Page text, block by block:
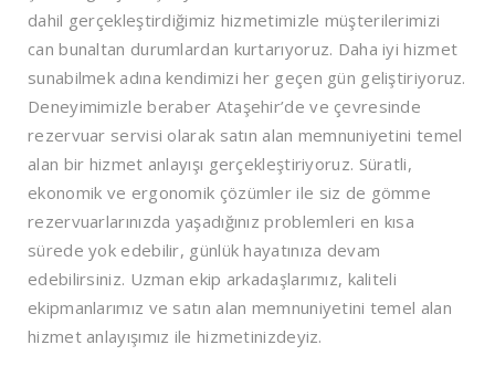
dahil gerçekleştirdiğimiz hizmetimizle müşterilerimizi
can bunaltan durumlardan kurtarıyoruz. Daha iyi hizmet
sunabilmek adına kendimizi her geçen gün geliştiriyoruz.
Deneyimimizle beraber Ataşehir’de ve çevresinde
rezervuar servisi olarak satın alan memnuniyetini temel
alan bir hizmet anlayışı gerçekleştiriyoruz. Süratli,
ekonomik ve ergonomik çözümler ile siz de gömme
rezervuarlarınızda yaşadığınız problemleri en kısa
sürede yok edebilir, günlük hayatınıza devam
edebilirsiniz. Uzman ekip arkadaşlarımız, kaliteli
ekipmanlarımız ve satın alan memnuniyetini temel alan
hizmet anlayışımız ile hizmetinizdeyiz.